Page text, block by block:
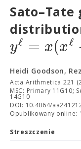
Sato–Tate
yℓ = x(xℓ
Heidi Goodson,
Acta Arithmetica 221
MSC: Primary 11G10;
14G10
DOI: 10.4064/
Opublikowany online:
Streszczenie